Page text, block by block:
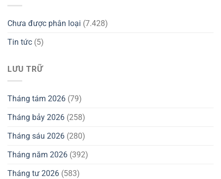
Chưa được phân loại (7.428)
Tin tức (5)
LƯU TRỮ
Tháng tám 2026 (79)
Tháng bảy 2026 (258)
Tháng sáu 2026 (280)
Tháng năm 2026 (392)
Tháng tư 2026 (583)